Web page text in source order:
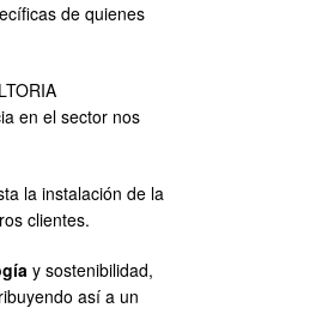
de quienes
en el sector nos
la instalación de la
clientes.
y sostenibilidad,
así a un